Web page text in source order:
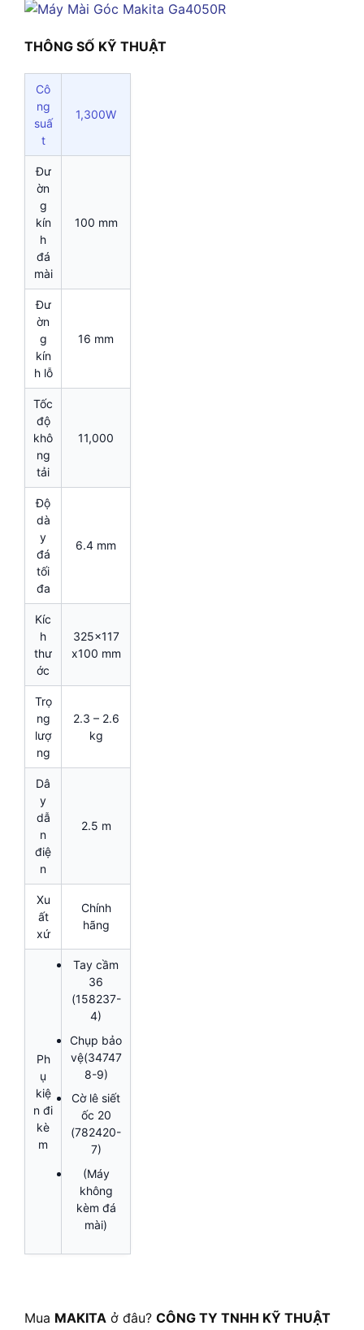
THÔNG SỐ KỸ THUẬT
Cô
ng
suấ
t
1,300W
Đư
ờn
g
kín
h
đá
mài
100 mm
Đư
ờn
g
kín
h lỗ
16 mm
Tốc
độ
khô
ng
tải
11,000
Độ
dà
y
đá
tối
đa
6.4 mm
Kíc
h
thư
ớc
325x117
x100 mm
Trọ
ng
lượ
ng
2.3 – 2.6
kg
Dâ
y
dẫ
n
điệ
n
2.5 m
Xu
ất
xứ
Chính
hãng
Ph
ụ
kiệ
n đi
kè
m
Tay cầm
36
(158237-
4)
Chụp bảo
vệ(34747
8-9)
Cờ lê siết
ốc 20
(782420-
7)
(Máy
không
kèm đá
mài)
Mua MAKITA ở đâu? CÔNG TY TNHH KỸ THUẬT